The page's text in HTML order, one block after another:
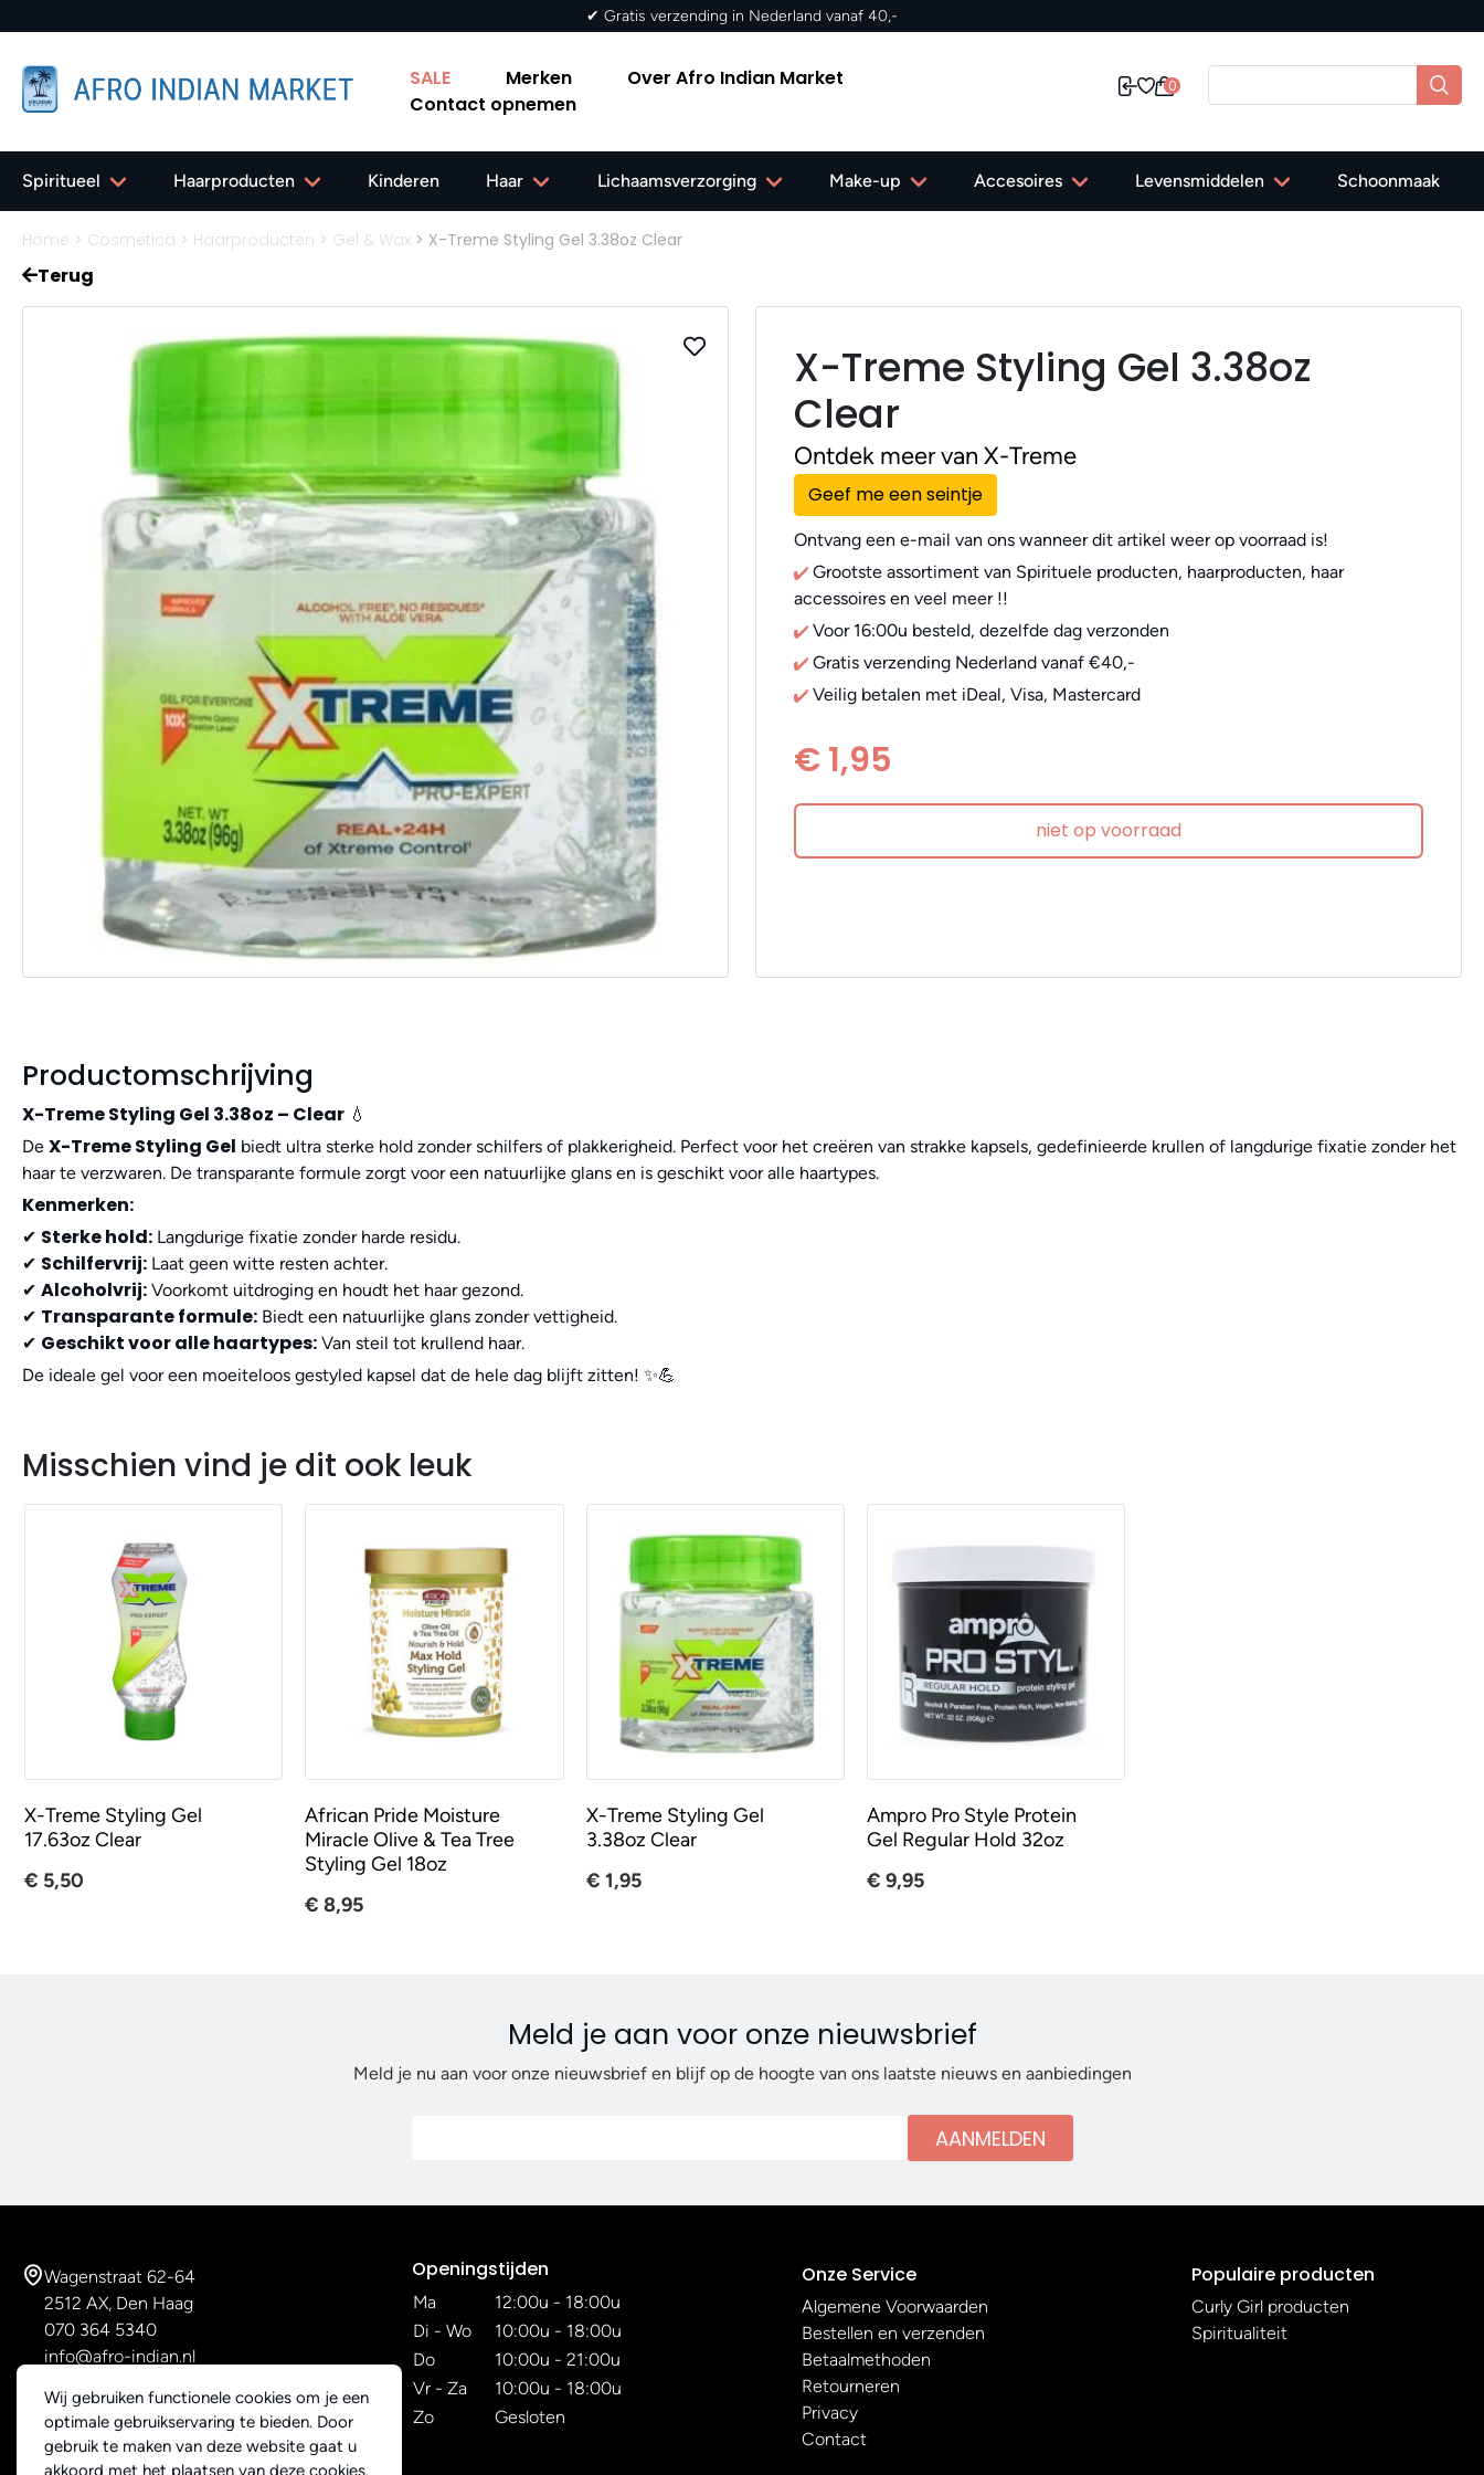
Wij gebruiken functionele cookies om je een
optimale gebruikservaring te bieden. Door
gebruik te maken van deze website gaat u
akkoord met het plaatsen van deze cookies.
✔ Gratis verzending in Nederland vanaf 40,-
SALE Merken
Over Afro Indian Market
Contact opnemen
0
Spiritueel Haarproducten Kinderen Haar Lichaamsverzorging Make-up Accesoires Levensmiddelen Schoonmaak
Home > Cosmetica > Haarproducten > Gel & Wax > X-Treme Styling Gel 3.38oz Clear
Terug
X-Treme Styling Gel 3.38oz
Clear
Ontdek meer van X-Treme
Geef me een seintje
Ontvang een e-mail van ons wanneer dit artikel weer op voorraad is!
Grootste assortiment van Spirituele producten, haarproducten, haar
accessoires en veel meer !!
Voor 16:00u besteld, dezelfde dag verzonden
Gratis verzending Nederland vanaf €40,-
Veilig betalen met iDeal, Visa, Mastercard
€ 1,95
niet op voorraad
Productomschrijving
X-Treme Styling Gel 3.38oz – Clear 💧
De X-Treme Styling Gel biedt ultra sterke hold zonder schilfers of plakkerigheid. Perfect voor het creëren van strakke kapsels, gedefinieerde krullen of langdurige fixatie zonder het
haar te verzwaren. De transparante formule zorgt voor een natuurlijke glans en is geschikt voor alle haartypes.
Kenmerken:
✔ Sterke hold: Langdurige fixatie zonder harde residu.
✔ Schilfervrij: Laat geen witte resten achter.
✔ Alcoholvrij: Voorkomt uitdroging en houdt het haar gezond.
✔ Transparante formule: Biedt een natuurlijke glans zonder vettigheid.
✔ Geschikt voor alle haartypes: Van steil tot krullend haar.
De ideale gel voor een moeiteloos gestyled kapsel dat de hele dag blijft zitten! ✨💪
Misschien vind je dit ook leuk
X-Treme Styling Gel
17.63oz Clear
€ 5,50
African Pride Moisture
Miracle Olive & Tea Tree
Styling Gel 18oz
€ 8,95
X-Treme Styling Gel
3.38oz Clear
€ 1,95
Ampro Pro Style Protein
Gel Regular Hold 32oz
€ 9,95
Meld je aan voor onze nieuwsbrief
Meld je nu aan voor onze nieuwsbrief en blijf op de hoogte van ons laatste nieuws en aanbiedingen
AANMELDEN
Wagenstraat 62-64
2512 AX, Den Haag
070 364 5340
info@afro-indian.nl
Openingstijden
Ma
12:00u - 18:00u
Di - Wo
10:00u - 18:00u
Do
10:00u - 21:00u
Vr - Za
10:00u - 18:00u
Zo
Gesloten
Onze Service
Algemene Voorwaarden
Bestellen en verzenden
Betaalmethoden
Retourneren
Privacy
Contact
Populaire producten
Curly Girl producten
Spiritualiteit